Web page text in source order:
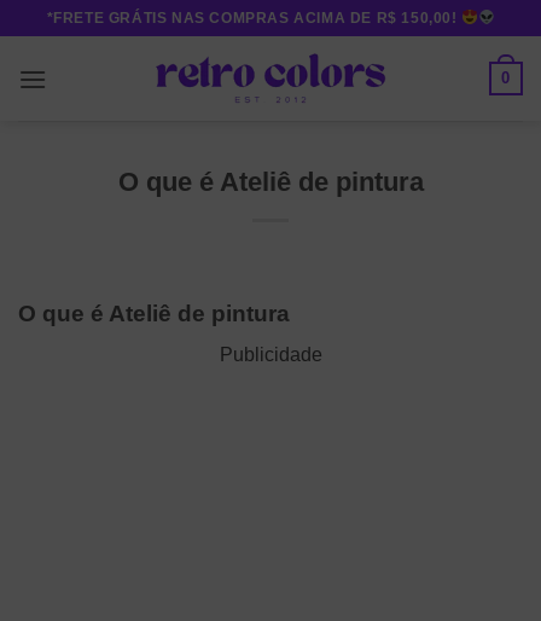
content
*FRETE GRÁTIS NAS COMPRAS ACIMA DE R$ 150,00!
0
O que é Ateliê de pintura
O que é Ateliê de pintura
Publicidade